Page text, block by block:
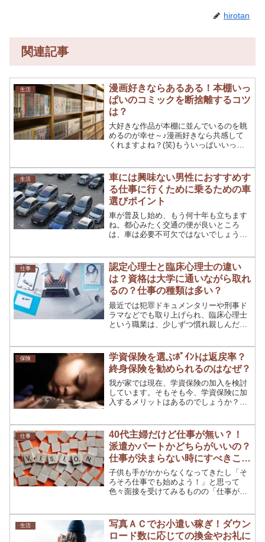
hirotan
関連記事
生活
漫画好きならあるある！本棚いっ
ぱいのコミックを断捨離するコツ
は？
大好きな作品が本棚に並んでいるのを眺
めるのが幸せ～♪漫画好きなら共感して
くれますよね？(笑)もういっぱいいっぱ
なんてことよくあるはず。漫画好きの人
は洋服の断捨離より漫画...
生活
車には興味ない男性におすすめす
る仕事に行くために乗るための車
選びポイント
車が普及し始め、もう何十年も立ちます
ね。都心みたく交通の便が良いところ
は、車は必要不可欠ではないでしょう
もそうですよね？今回はそんな車につい
てのお話をしますが、車に興味...
仕事
認定心理士と臨床心理士の違い
は？資格は大学に通いながら取れ
るの？仕事の種類は多い？
最近では犯罪ドキュメンタリーや刑事ド
ラマなどでも取り上げられ、臨床心理士
という職業は、少しずつ慣れ親しんだも
ケートな内容を扱う職業だからこそ、ス
ポットを浴びる機会は少な...
保険
学資保険を選ぶﾎﾟｲﾝﾄは返戻率？
終身保険を勧められるのはなぜ？
我が家では現在、学資保険の加入を検討
しています。そもそも今、学資保険に加
入するメリットはあるのでしょうか？主
代、学資保険でお金を貯めるのはどうな
んでしょう？ここでは、学資...
仕事
40代主婦だけど仕事が無い？！
派遣かパートかどちらがいいの？
仕事が決まらない時にすべきこと
とは？
子供も手がかからなくなってきたし「そ
ろそろ仕事でも始めよう！」と思って
色々面接を受けてみるものの「仕事が決
トしたい！けれど「資格なし、経験な
し、残業なし、土日休み・・・...
生活
写真ＡＣでお小遣い稼ぎ！ダウン
ロード数に応じての換金やお礼に